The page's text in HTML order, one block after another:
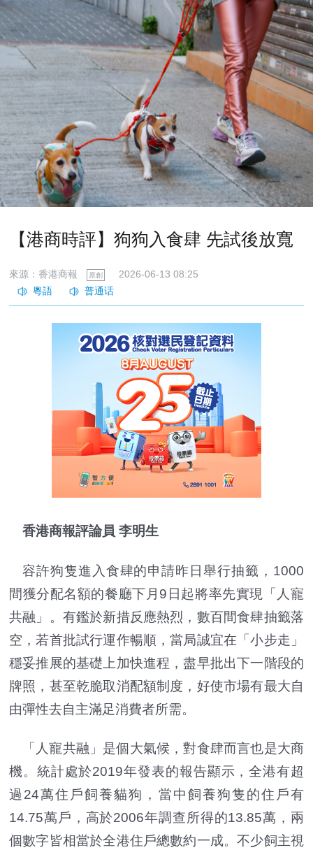
【港商時評】狗狗入食肆 先試後放寬
來源：香港商報 原創 2026-06-13 08:25
香港商報評論員 李明生
容許狗隻進入食肆的申請昨日舉行抽籤，1000
間獲分配名額的餐廳下月9日起將率先實現「人寵
共融」。有鑑於新措反應熱烈，數百間食肆抽籤落
空，若首批試行運作暢順，當局誠宜在「小步走」
穩妥推展的基礎上加快進程，盡早批出下一階段的
牌照，甚至乾脆取消配額制度，好使市場有最大自
由彈性去自主滿足消費者所需。
「人寵共融」是個大氣候，對食肆而言也是大商
機。統計處於2019年發表的報告顯示，全港有超
過24萬住戶飼養貓狗，當中飼養狗隻的住戶有
14.75萬戶，高於2006年調查所得的13.85萬，兩
個數字皆相當於全港住戶總數約一成。不少飼主視